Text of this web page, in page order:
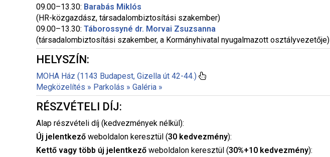
09.00–13.30: Barabás Miklós
(HR-közgazdász, társadalombiztosítási szakember)
09.00–13.30: Táborossyné dr. Morvai Zsuzsanna
(társadalombiztosítási szakember, a Kormányhivatal nyugalmazott osztályvezetője)
HELYSZÍN:
MOHA Ház (1143 Budapest, Gizella út 42-44.)
Megközelítés » Parkolás » Galéria »
RÉSZVÉTELI DÍJ:
Alap részvételi díj (kedvezmények nélkül):
Új jelentkező weboldalon keresztül (30 kedvezmény):
Kettő vagy több új jelentkező weboldalon keresztül (30%+10 kedvezmény):